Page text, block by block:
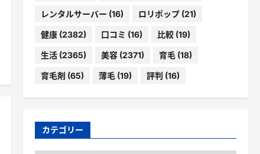
レンタルサーバー (16) ロリポップ(21)
健康(2382) 口コミ (16) 比較(19)
生活(2365) 美容(2371) 育毛(18)
育毛剤 (65) 薄毛(19) 評判 (16)
カテゴリー